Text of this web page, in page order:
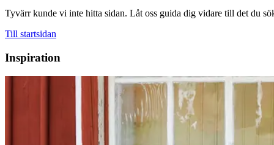
Tyvärr kunde vi inte hitta sidan. Låt oss guida dig vidare till det du
Till startsidan
Inspiration